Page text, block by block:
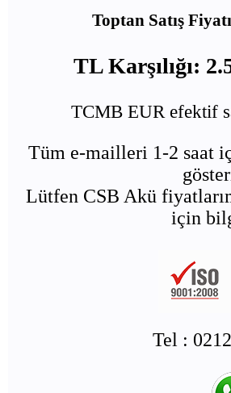
Toptan Satış
TL Karşılığı:
TCMB EUR efektif
Tüm e-mailleri 1-2 saat
Lütfen CSB Akü
için
Tel :